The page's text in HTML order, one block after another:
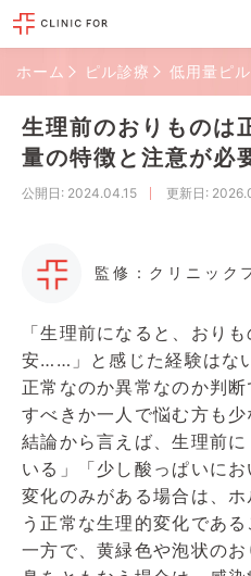
ホーム ピル診療 低用量ピル
生理前のおりものは
量の特徴と注意が必
公開日 : 2024.04.15 更新日 :
監修：クリニック
「生理前になると、おり
安……」と感じた経験はな
正常なのか異常なのか判
すべきか一人で悩む方も少
結論から言えば、生理前
いる」「少し酸っぱいに
変化のみがある場合は、
う正常な生理的変化である
一方で、黄緑色や泡状の